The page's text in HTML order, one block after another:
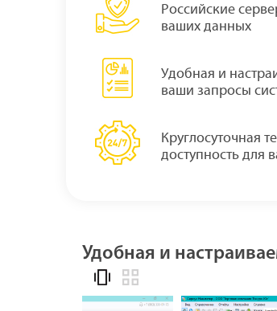
Российские
ваших данных
Удобная и
ваши запросы
Круглосуточная
доступность для
Удобная и